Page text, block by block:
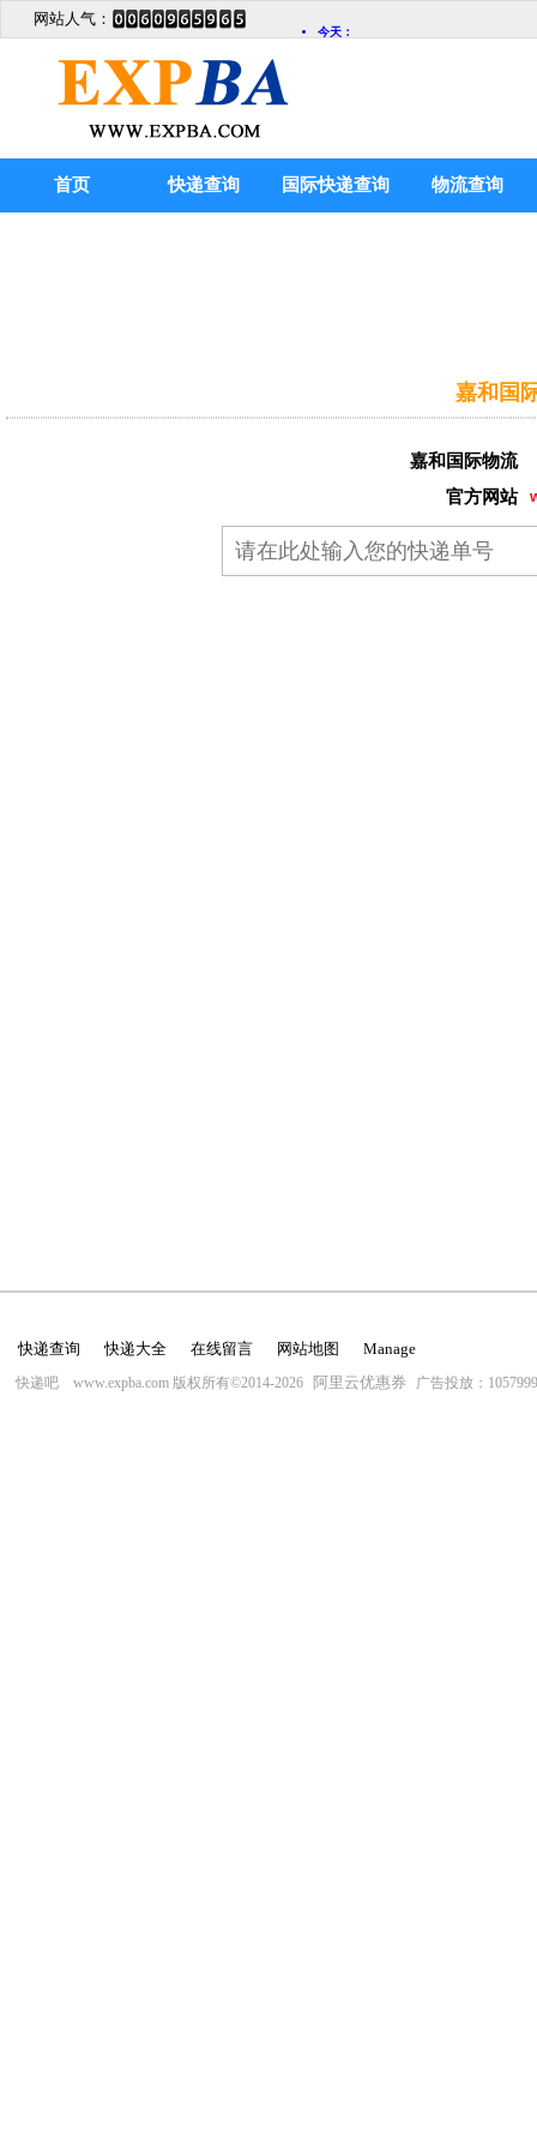
网站人气：
首页 快递查询 国际快递查询 物流查询
嘉和国
嘉和国际物流
官方网站
快递查询 快递大全 在线留言 网站地图 Manage
快递吧 www.expba.com 版权所有©2014-2026 阿里云优惠券 广告投放：